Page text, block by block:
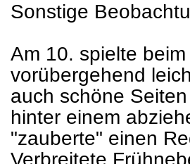
Sonstige
Am 10. spielte
vorübergehend
auch schöne
hinter einem
"zauberte" einen
Verbreitete